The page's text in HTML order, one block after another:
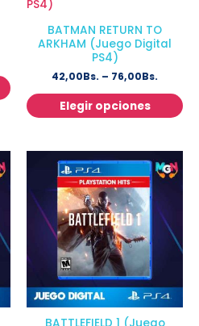
BATMAN RETURN TO
ARKHAM (Juego Digital
PS4)
42,00Bs. – 76,00Bs.
Elegir opciones